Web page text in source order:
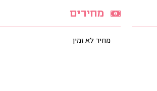
מחירים
מחיר לא זמין